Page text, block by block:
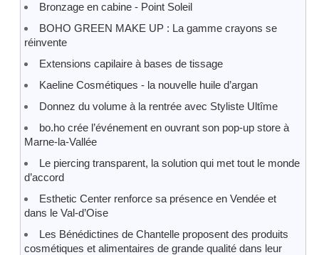
Bronzage en cabine - Point Soleil
BOHO GREEN MAKE UP : La gamme crayons se
réinvente
Extensions capilaire à bases de tissage
Kaeline Cosmétiques - la nouvelle huile d’argan
Donnez du volume à la rentrée avec Styliste Ultîme
bo.ho crée l’événement en ouvrant son pop-up store à
Marne-la-Vallée
Le piercing transparent, la solution qui met tout le monde
d’accord
Esthetic Center renforce sa présence en Vendée et
dans le Val-d’Oise
Les Bénédictines de Chantelle proposent des produits
cosmétiques et alimentaires de grande qualité dans leur